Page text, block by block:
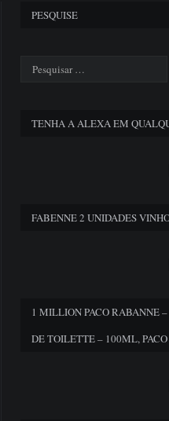
PESQUISE
TENHA A ALEXA EM
FABENNE 2 UNIDADES
1 MILLION PACO RABANNE
DE TOILETTE – 100ML,